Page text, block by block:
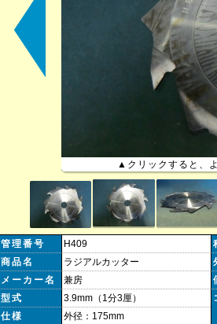
▲クリックすると、
管理番号
H409
商品名
ラジアルカッター
メーカー名
兼房
型式
3.9mm（1分3厘）
仕様
外径：175mm